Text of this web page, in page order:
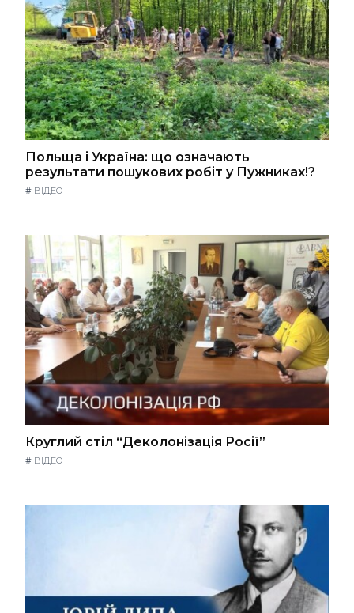
Польща і Україна: що означають
результати пошукових робіт у Пужниках!?
# ВІДЕО
Круглий стіл “Деколонізація Росії”
# ВІДЕО